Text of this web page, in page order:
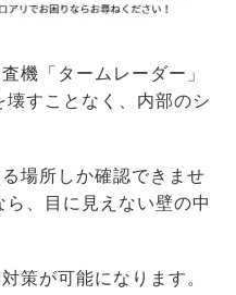
機「タームレーダー」
すことなく、内部のシ
場所しか確認できませ
、目に見えない壁の中
策が可能になります。